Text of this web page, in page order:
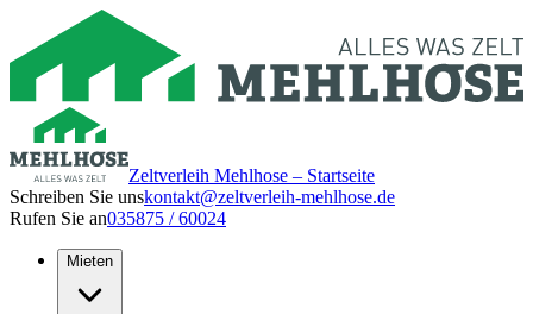
Zeltverleih Mehlhose – Startseite
Schreiben Sie unskontakt@zeltverleih-mehlhose.de
Rufen Sie an035875 / 60024
Mieten